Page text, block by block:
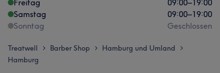
Freitag
09:00–19:00
Samstag
09:00–19:00
Sonntag
Geschlossen
Treatwell > Barber Shop > Hamburg und Umland >
Hamburg